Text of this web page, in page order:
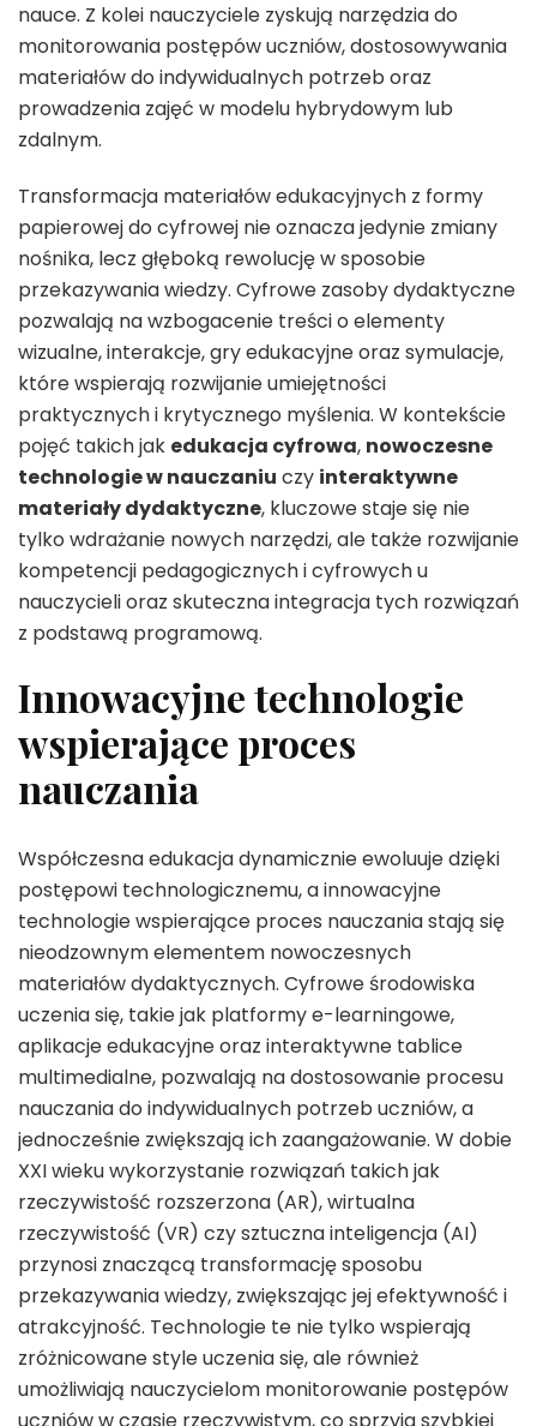
nauce. Z kolei nauczyciele zyskują narzędzia do
monitorowania postępów uczniów, dostosowywania
materiałów do indywidualnych potrzeb oraz
prowadzenia zajęć w modelu hybrydowym lub
zdalnym.
Transformacja materiałów edukacyjnych z formy
papierowej do cyfrowej nie oznacza jedynie zmiany
nośnika, lecz głęboką rewolucję w sposobie
przekazywania wiedzy. Cyfrowe zasoby dydaktyczne
pozwalają na wzbogacenie treści o elementy
wizualne, interakcje, gry edukacyjne oraz symulacje,
które wspierają rozwijanie umiejętności
praktycznych i krytycznego myślenia. W kontekście
pojęć takich jak edukacja cyfrowa, nowoczesne
technologie w nauczaniu czy interaktywne
materiały dydaktyczne, kluczowe staje się nie
tylko wdrażanie nowych narzędzi, ale także rozwijanie
kompetencji pedagogicznych i cyfrowych u
nauczycieli oraz skuteczna integracja tych rozwiązań
z podstawą programową.
Innowacyjne technologie
wspierające proces
nauczania
Współczesna edukacja dynamicznie ewoluuje dzięki
postępowi technologicznemu, a innowacyjne
technologie wspierające proces nauczania stają się
nieodzownym elementem nowoczesnych
materiałów dydaktycznych. Cyfrowe środowiska
uczenia się, takie jak platformy e-learningowe,
aplikacje edukacyjne oraz interaktywne tablice
multimedialne, pozwalają na dostosowanie procesu
nauczania do indywidualnych potrzeb uczniów, a
jednocześnie zwiększają ich zaangażowanie. W dobie
XXI wieku wykorzystanie rozwiązań takich jak
rzeczywistość rozszerzona (AR), wirtualna
rzeczywistość (VR) czy sztuczna inteligencja (AI)
przynosi znaczącą transformację sposobu
przekazywania wiedzy, zwiększając jej efektywność i
atrakcyjność. Technologie te nie tylko wspierają
zróżnicowane style uczenia się, ale również
umożliwiają nauczycielom monitorowanie postępów